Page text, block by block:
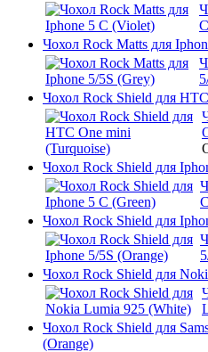
Чохол Rock Matts для
Чохол Rock Shield для
Чохол Rock Shield для
Чохол Rock Shield для
Чохол Rock Shield для
Чохол Rock Shield для
(Orange)